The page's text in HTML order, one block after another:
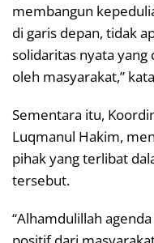
membangun
di garis depan, tidak
solidaritas nyata yang
oleh masyarakat,”
Sementara itu,
Luqmanul Hakim,
pihak yang terlibat
tersebut.
“Alhamdulillah